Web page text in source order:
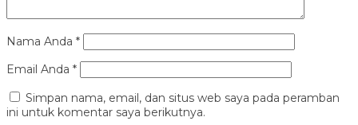
Nama Anda *
Email Anda *
Simpan nama, email, dan situs web saya pada peramban
ini untuk komentar saya berikutnya.